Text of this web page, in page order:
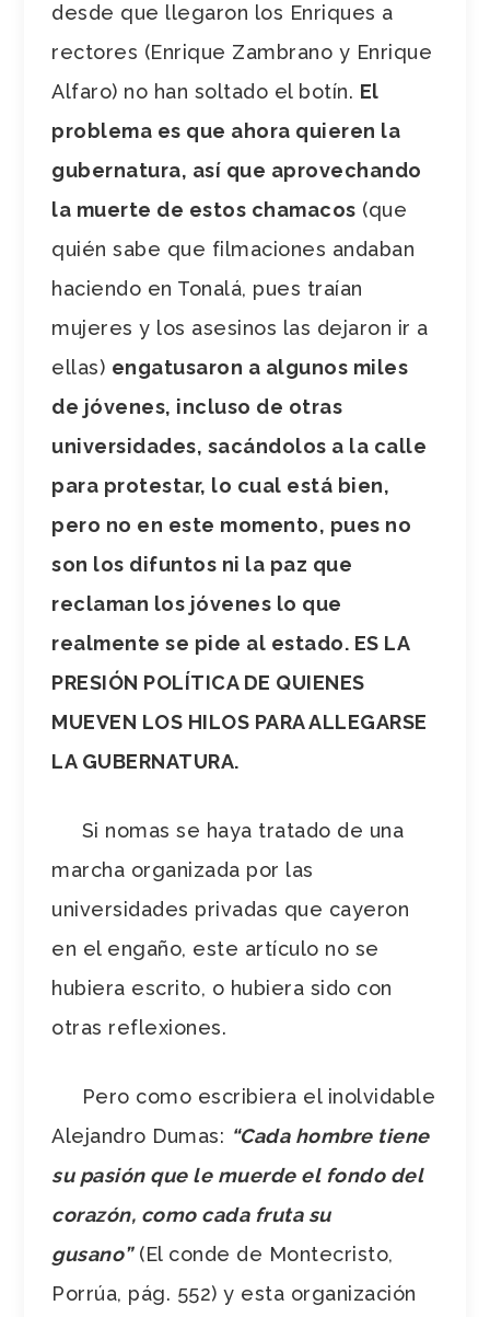
desde que llegaron los Enriques a
rectores (Enrique Zambrano y Enrique
Alfaro) no han soltado el botín. El
problema es que ahora quieren la
gubernatura, así que aprovechando
la muerte de estos chamacos (que
quién sabe que filmaciones andaban
haciendo en Tonalá, pues traían
mujeres y los asesinos las dejaron ir a
ellas) engatusaron a algunos miles
de jóvenes, incluso de otras
universidades, sacándolos a la calle
para protestar, lo cual está bien,
pero no en este momento, pues no
son los difuntos ni la paz que
reclaman los jóvenes lo que
realmente se pide al estado. ES LA
PRESIÓN POLÍTICA DE QUIENES
MUEVEN LOS HILOS PARA ALLEGARSE
LA GUBERNATURA.
Si nomas se haya tratado de una
marcha organizada por las
universidades privadas que cayeron
en el engaño, este artículo no se
hubiera escrito, o hubiera sido con
otras reflexiones.
Pero como escribiera el inolvidable
Alejandro Dumas: “Cada hombre tiene
su pasión que le muerde el fondo del
corazón, como cada fruta su
gusano”(El conde de Montecristo,
Porrúa, pág. 552) y esta organización